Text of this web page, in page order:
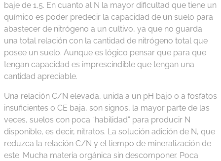
baje de 1,5. En cuanto al N la mayor dificultad que tiene un
químico es poder predecir la capacidad de un suelo para
abastecer de nitrógeno a un cultivo, ya que no guarda
una total relación con la cantidad de nitrógeno total que
posee un suelo. Aunque es lógico pensar que para que
tengan capacidad es imprescindible que tengan una
cantidad apreciable.
Una relación C/N elevada, unida a un pH bajo o a fosfatos
insuficientes o CE baja, son signos, la mayor parte de las
veces, suelos con poca “habilidad” para producir N
disponible, es decir, nitratos. La solución adición de N, que
reduzca la relación C/N y el tiempo de mineralización de
este. Mucha materia orgánica sin descomponer. Poca